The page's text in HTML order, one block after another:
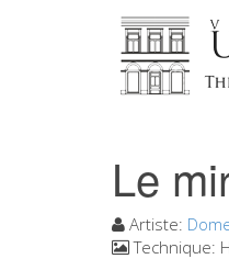
Le
Artiste:
Technique: